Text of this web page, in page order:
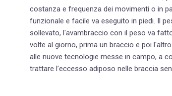
costanza e frequenza dei movimenti o in
funzionale e facile va eseguito in piedi. Il
sollevato, l'avambraccio con il peso va
volte al giorno, prima un braccio e poi l'altro. Se non si ha la regolarità e la forza di volontà necessaria, si può ricorrere
alle nuove tecnologie messe in campo, a
trattare l’eccesso adiposo nelle braccia